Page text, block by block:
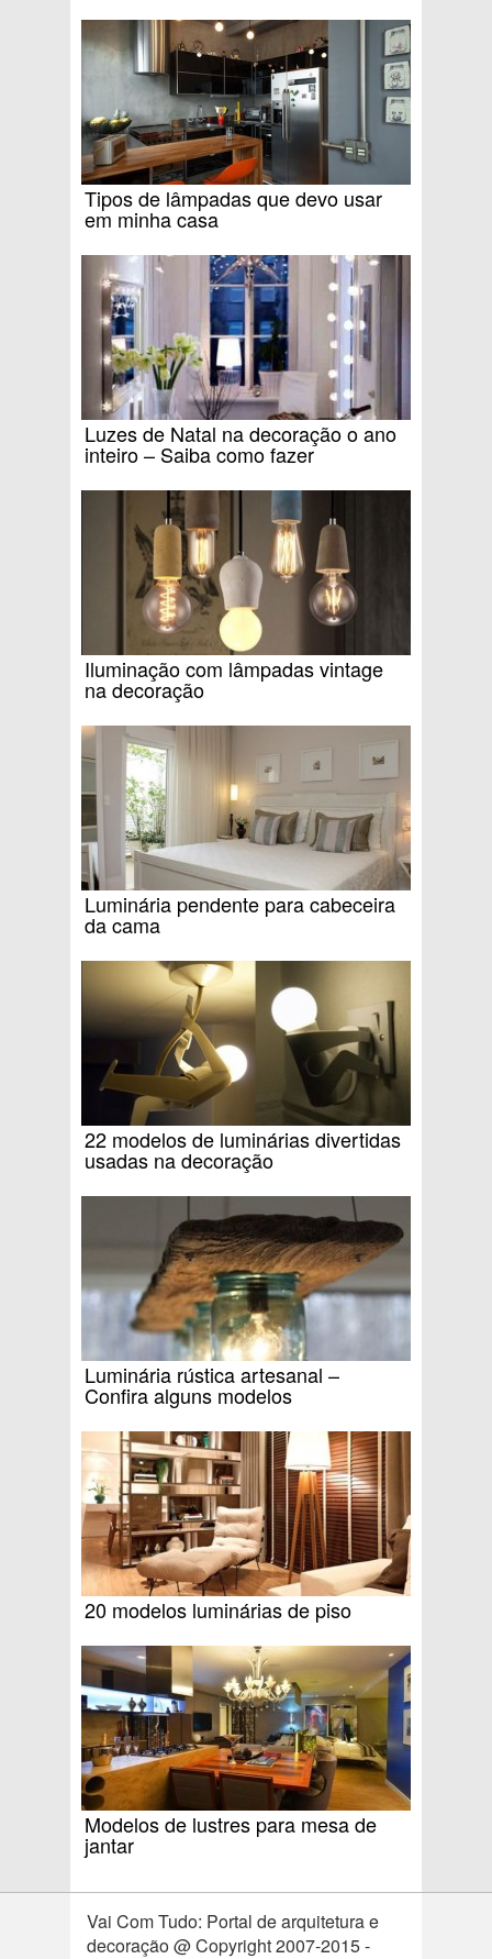
Tipos de lâmpadas que devo usar
em minha casa
Luzes de Natal na decoração o ano
inteiro – Saiba como fazer
Iluminação com lâmpadas vintage
na decoração
Luminária pendente para cabeceira
da cama
22 modelos de luminárias divertidas
usadas na decoração
Luminária rústica artesanal –
Confira alguns modelos
20 modelos luminárias de piso
Modelos de lustres para mesa de
jantar
Vai Com Tudo: Portal de arquitetura e
decoração @ Copyright 2007-2015 -